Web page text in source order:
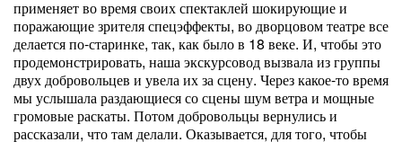
применяет во время своих спектаклей шокирующие и
поражающие зрителя спецэффекты, во дворцовом театре все
делается по-старинке, так, как было в 18 веке. И, чтобы это
продемонстрировать, наша экскурсовод вызвала из группы
двух добровольцев и увела их за сцену. Через какое-то время
мы услышала раздающиеся со сцены шум ветра и мощные
громовые раскаты. Потом добровольцы вернулись и
рассказали, что там делали. Оказывается, для того, чтобы